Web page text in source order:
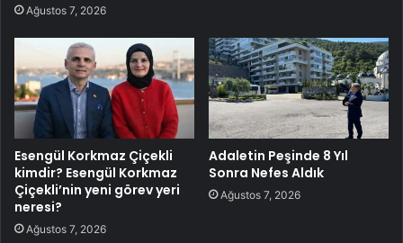
Ağustos 7, 2026
Esengül Korkmaz Çiçekli
kimdir? Esengül Korkmaz
Çiçekli’nin yeni görev yeri
neresi?
Ağustos 7, 2026
Adaletin Peşinde 8 Yıl
Sonra Nefes Aldık
Ağustos 7, 2026